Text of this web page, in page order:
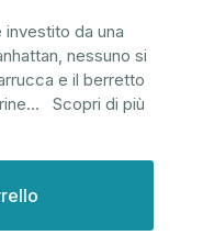
investito da una
nessuno si
e il berretto
... Scopri di più